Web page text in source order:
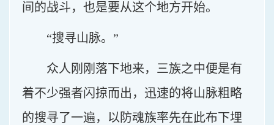
间的战斗，也是要从这个地方开始。
“搜寻山脉。”
众人刚刚落下地来，三族之中便是有
着不少强者闪掠而出，迅速的将山脉粗略
的搜寻了一遍，以防魂族率先在此布下埋